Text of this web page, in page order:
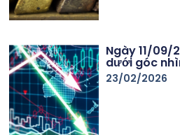
Ngày 11/09/
dưới góc
23/02/2026